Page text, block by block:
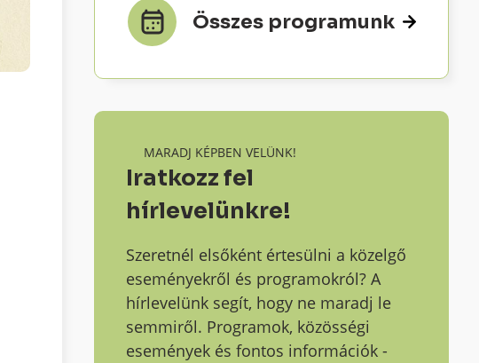
Összes programunk
MARADJ KÉPBEN VELÜNK!
Iratkozz fel
hírlevelünkre!
Szeretnél elsőként értesülni a közelgő
eseményekről és programokról? A
hírlevelünk segít, hogy ne maradj le
semmiről. Programok, közösségi
események és fontos információk -